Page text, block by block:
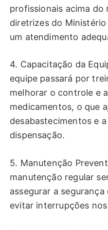
profissionais acima do
diretrizes do
um atendimento
4. Capacitação da
equipe passará por
melhorar o controle e
medicamentos, o que
desabastecimentos e
dispensação.
5. Manutenção
manutenção regular
assegurar a
evitar interrupções